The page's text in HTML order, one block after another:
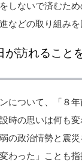
しないで済むた
などの取り組み
訪れること
について、「８
時の思いは何も
の政治情勢と震
わった」ことも